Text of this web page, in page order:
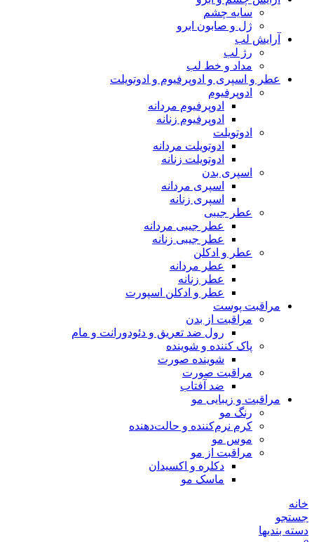
سایه چشم
ژل و صابون ابرو
آرایش لب
رژ لب
مداد و خط لب
عطر و اسپری و ادوپرفیوم و ادوتویلت
ادوپرفیوم
ادوپرفیوم مردانه
ادوپرفیوم زنانه
ادوتویلت
ادوتویلت مردانه
ادوتویلت زنانه
اسپری بدن
اسپری مردانه
اسپری زنانه
عطر جیبی
عطر جیبی مردانه
عطر جیبی زنانه
عطر و ادکلن
عطر مردانه
عطر زنانه
عطر و ادکلن اسپورت
مراقبت پوست
مراقبت از بدن
رول ضد تعریق و دئودورانت و مام
پاک کننده و شوینده
شوینده صورت
مراقبت صورت
ضد آفتاب
مراقبت و زیبایی مو
رنگ مو
کرم نرم‌کننده و حالت‌دهنده
موس مو
مراقبت از مو
دکلره و اکسیدان
ماسک مو
خانه
جستجو
دسته بندیها